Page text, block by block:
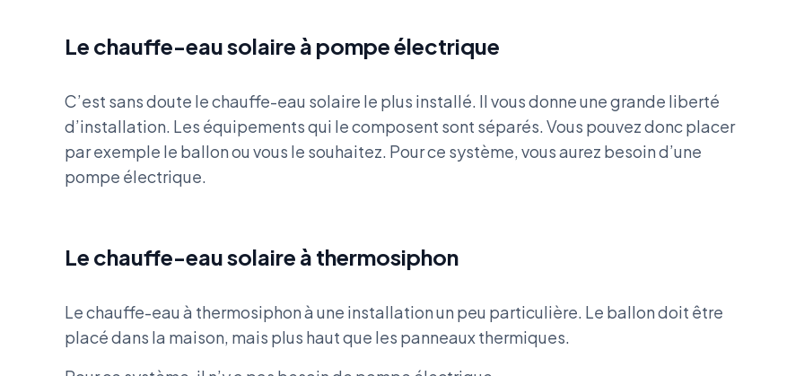
Le chauffe-eau solaire à pompe électrique
C’est sans doute le chauffe-eau solaire le plus installé. Il vous donne une grande liberté
d’installation. Les équipements qui le composent sont séparés. Vous pouvez donc placer
par exemple le ballon ou vous le souhaitez. Pour ce système, vous aurez besoin d’une
pompe électrique.
Le chauffe-eau solaire à thermosiphon
Le chauffe-eau à thermosiphon à une installation un peu particulière. Le ballon doit être
placé dans la maison, mais plus haut que les panneaux thermiques.